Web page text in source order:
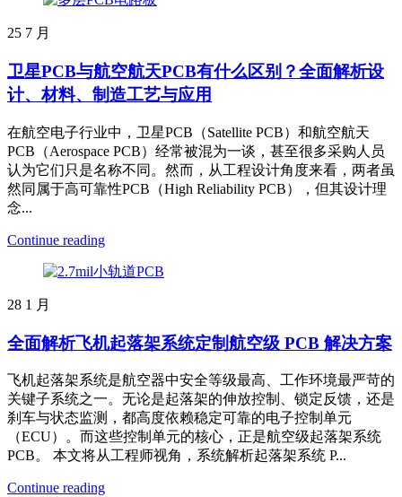
25 7 月
卫星PCB与航空航天PCB有什么区别？全面解析设
计、材料、制造工艺与应用
在航空电子行业中，卫星PCB（Satellite PCB）和航空航天
PCB（Aerospace PCB）经常被混为一谈，甚至很多采购人员
认为它们只是名称不同。然而，从工程设计角度来看，两者虽
然同属于高可靠性PCB（High Reliability PCB），但其设计理
念...
Continue reading
28 1 月
全面解析飞机起落架系统定制航空级 PCB 解决方案
飞机起落架系统是航空器中安全等级最高、工作环境最严苛的
关键子系统之一。无论是起落架的伸放控制、锁定反馈，还是
刹车与状态监测，都高度依赖稳定可靠的电子控制单元
（ECU）。而这些控制单元的核心，正是航空级起落架系统
PCB。 本文将从工程师视角，系统解析起落架系统 P...
Continue reading